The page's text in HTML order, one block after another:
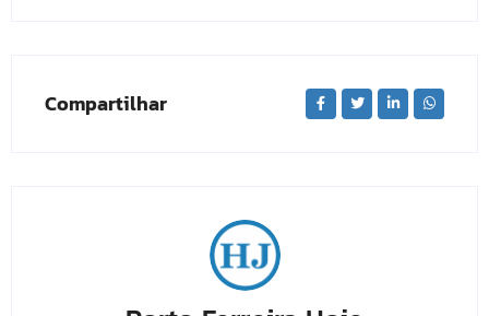
Compartilhar